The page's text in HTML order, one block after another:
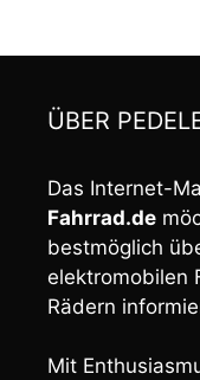
ÜBER
Das Internet-
Fahrrad.de
bestmöglich
elektromobilen
Rädern
Mit